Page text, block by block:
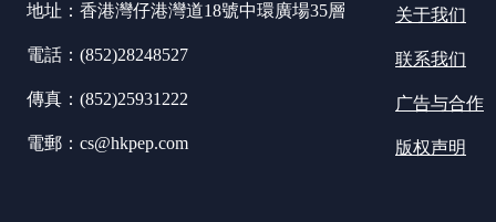
地址：香港灣仔港灣道18號中環廣場35層
電話：(852)28248527
傳真：(852)25931222
電郵：cs@hkpep.com
关于我们
联系我们
广告与合作
版权声明